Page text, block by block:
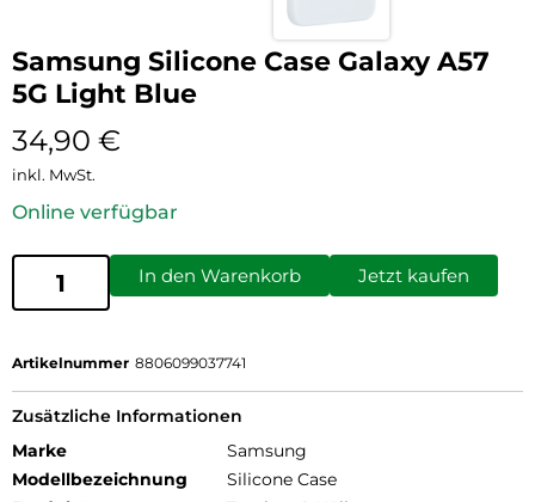
Samsung Silicone Case Galaxy A57
5G Light Blue
34,90 €
inkl. MwSt.
Online verfügbar
In den Warenkorb Jetzt kaufen
Artikelnummer 8806099037741
Zusätzliche Informationen
Marke
Samsung
Modellbezeichnung
Silicone Case